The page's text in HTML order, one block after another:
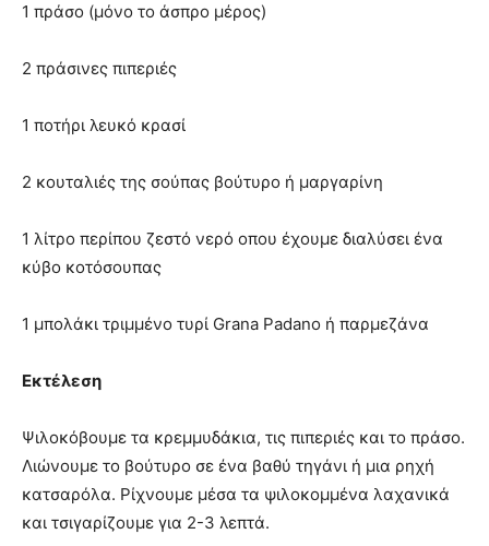
1 πράσο (μόνο το άσπρο μέρος)
2 πράσινες πιπεριές
1 ποτήρι λευκό κρασί
2 κουταλιές της σούπας βούτυρο ή μαργαρίνη
1 λίτρο περίπου ζεστό νερό οπου έχουμε διαλύσει ένα
κύβο κοτόσουπας
1 μπολάκι τριμμένο τυρί Grana Padano ή παρμεζάνα
Εκτέλεση
Ψιλοκόβουμε τα κρεμμυδάκια, τις πιπεριές και το πράσο.
Λιώνουμε το βούτυρο σε ένα βαθύ τηγάνι ή μια ρηχή
κατσαρόλα. Ρίχνουμε μέσα τα ψιλοκομμένα λαχανικά
και τσιγαρίζουμε για 2-3 λεπτά.